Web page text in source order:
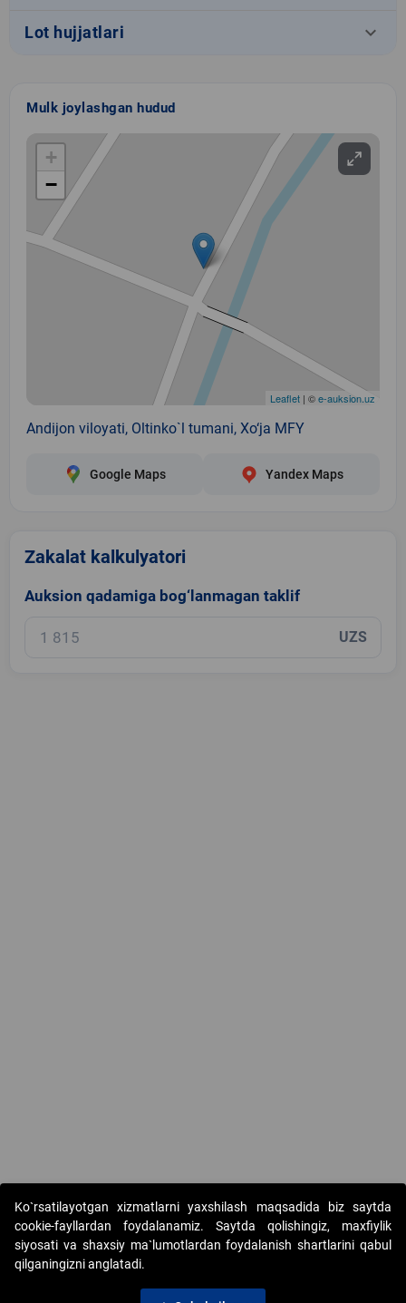
Lot hujjatlari keyboard_arrow_down
Mulk joylashgan hudud
+
−
Leaflet | ©e-auksion.uz
Andijon viloyati, Oltinko`l tumani, Xo‘ja MFY
Google Maps Yandex Maps
Zakalat kalkulyatori
Auksion qadamiga bog‘lanmagan taklif
UZS
Copyright © 2017-2026. "Elektron onlayn-auksionlarni
tashkil etish" AJ. Barcha huquqlar himoyalangan
Ko`rsatilayotgan xizmatlarni yaxshilash maqsadida biz saytda
cookie-fayllardan foydalanamiz. Saytda qolishingiz, maxfiylik
siyosati va shaxsiy ma`lumotlardan foydalanish shartlarini qabul
qilganingizni anglatadi.